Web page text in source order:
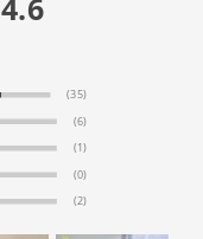
(35)
(6)
(1)
(0)
(2)